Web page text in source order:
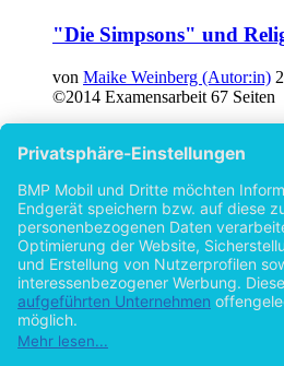
"Die Simpsons" und
von Maike Weinberg (Autor:in)
©2014 Examensarbeit 67 Seiten
Impressum
AGB
Vertrag widerrufen
Zur Desktop-Version
Copyright ©Imprint in der Bedey &
byOpen Publishing
Cookie-Einstellungen